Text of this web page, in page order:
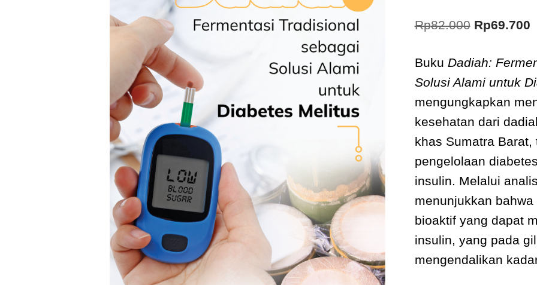
Rp82.000 Rp69.700
Buku Dadiah:
Solusi Alami untuk
mengungkapkan
kesehatan dari
khas Sumatra
pengelolaan
insulin. Melalui
menunjukkan
bioaktif yang dapat
insulin, yang pada
mengendalikan